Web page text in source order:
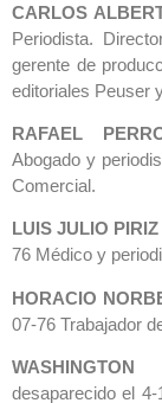
CARLOS
Periodista.
gerente de
editoriales Peuser
RAFAEL
Abogado y
Comercial.
LUIS JULIO
76 Médico y
HORACIO
07-76 Trabajador
desaparecido el